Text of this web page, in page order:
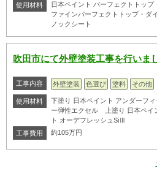
使用材料
日本ペイント パーフェクトトップ
ファインパーフェクトトップ・ダイ
ノックシート
吹田市にて外壁塗装工事を行いま
工事内容 外壁塗装 色選び 塗料 その他
使用材料
下塗り 日本ペイント アンダーフィ
ー弾性エクセル 上塗り 日本ペイ
ト オーデフレッシュSiⅢ
工事費用
約105万円